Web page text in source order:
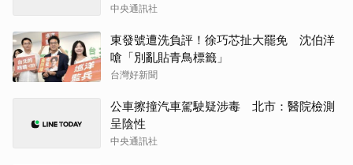
中央通訊社
東發號遭洗負評！徐巧芯扯大罷免 沈伯洋
嗆「別亂貼青鳥標籤」
台灣好新聞
公車擦撞汽車駕駛疑涉毒 北市：醫院檢測
呈陰性
中央通訊社